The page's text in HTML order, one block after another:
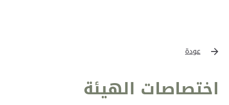
عودة
اختصاصات الهيئة